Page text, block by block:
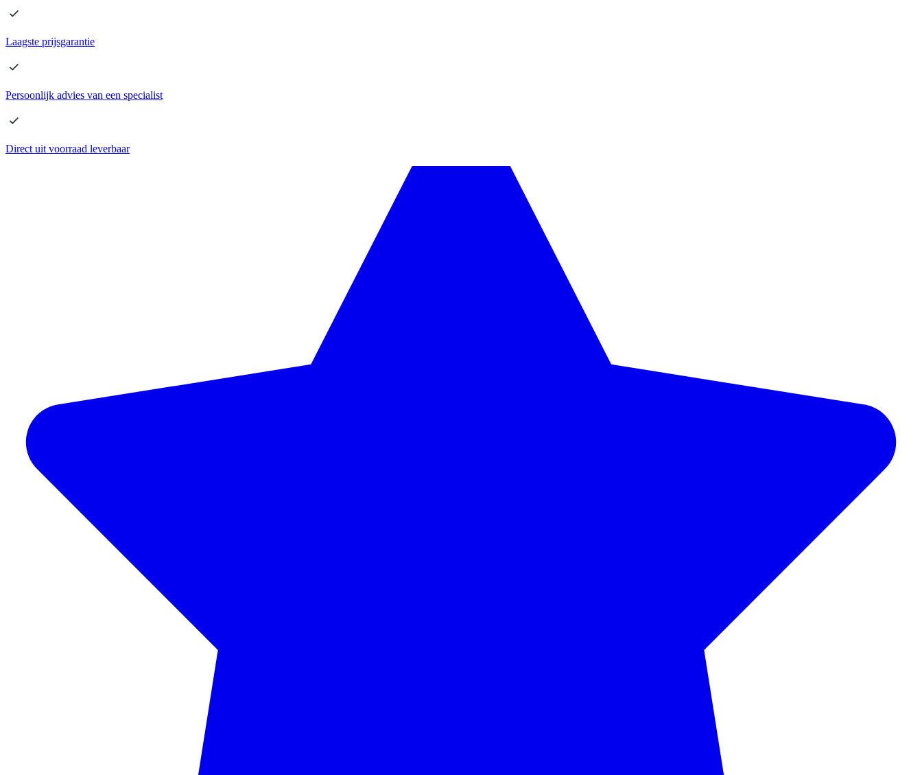
Laagste prijsgarantie
Persoonlijk advies van een specialist
Direct uit voorraad leverbaar